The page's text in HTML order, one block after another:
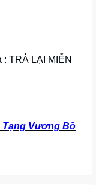
TRẢ LẠI MIỄN
Vương Bồ